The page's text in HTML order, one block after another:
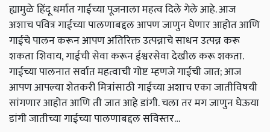
ह्यामुळे हिंदू धर्मात गाईच्या पूजनाला महत्व दिले गेले आहे. आज
अशाच पवित्र गाईच्या पालणाबद्दल आपण जाणुन घेणार आहोत आणि
गाईचे पालन करून आपण अतिरिक्त उत्पन्नाचे साधन उत्पन्न करू
शकता शिवाय, गाईची सेवा करून ईश्वरसेवा देखील करू शकता.
गाईच्या पालनात सर्वात महत्वाची गोष्ट म्हणजे गाईची जात; आज
आपण आपल्या शेतकरी मित्रांसाठी गाईच्या अशाच एका जातीविषयी
सांगणार आहोत आणि ती जात आहे डांगी. चला तर मग जाणुन घेऊया
डांगी जातीच्या गाईच्या पालणाबद्दल सविस्तर…